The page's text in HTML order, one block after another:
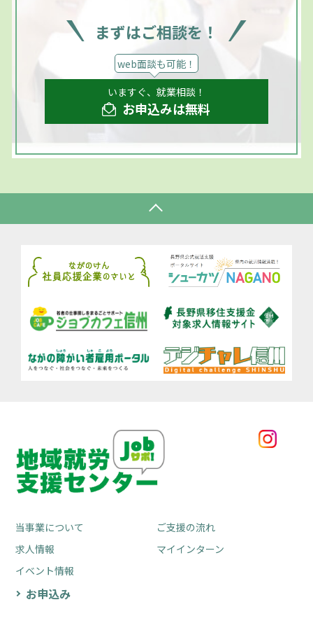
まずはご相談を！
web面談も可能！
いますぐ、就業相談！
お申込みは無料
当事業について
ご支援の流れ
求人情報
マイインターン
イベント情報
お申込み